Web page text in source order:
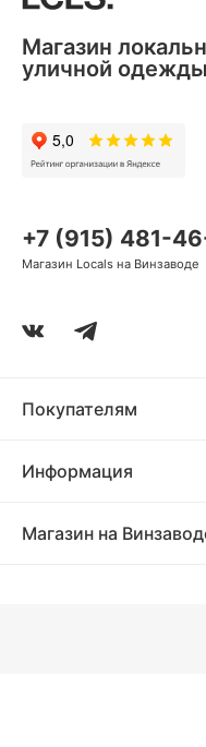
Покупателям
Информация
Магазин на
+7 (915) 481-
Магазин Locals на Винзаводе
Магазин
уличной одежды